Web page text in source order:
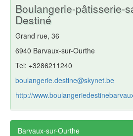
Boulangerie-pâtisserie-
Destiné
Grand rue, 36
6940 Barvaux-sur-Ourthe
Tel: +3286211240
boulangerie.destine@skynet.be
http://
Barvaux-sur-Ourthe